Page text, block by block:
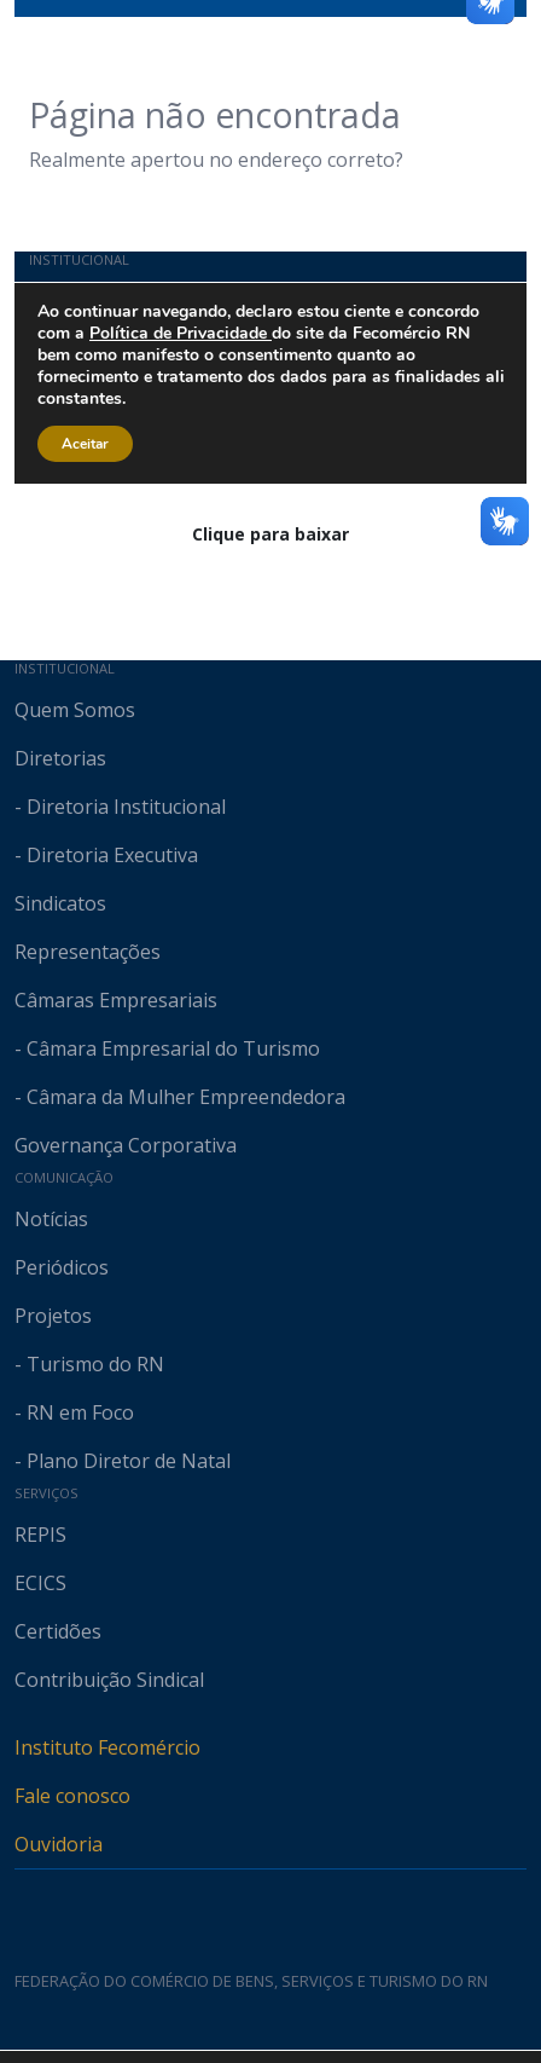
Clique para baixar
Mapa do site
INSTITUCIONAL
Quem Somos
Diretorias
- Diretoria Institucional
- Diretoria Executiva
Sindicatos
Representações
Câmaras Empresariais
- Câmara Empresarial do Turismo
- Câmara da Mulher Empreendedora
Governança Corporativa
COMUNICAÇÃO
Notícias
Periódicos
Projetos
- Turismo do RN
- RN em Foco
- Plano Diretor de Natal
SERVIÇOS
REPIS
ECICS
Certidões
Contribuição Sindical
Instituto Fecomércio
Fale conosco
Ouvidoria
FEDERAÇÃO DO COMÉRCIO DE BENS, SERVIÇOS E TURISMO DO RN